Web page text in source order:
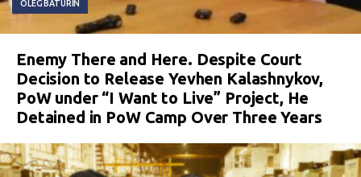
OLEG BATURIN
Enemy There and Here. Despite Court
Decision to Release Yevhen Kalashnykov,
PoW under “I Want to Live” Project, He
Detained in PoW Camp Over Three Years